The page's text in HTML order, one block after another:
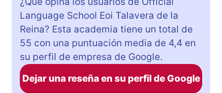
Language School Eoi Talavera de la
Reina? Esta academia tiene un total de
55 con una puntuación media de 4,4 en
su perfil de empresa de Google.
Dejar una reseña en su perfil de Google